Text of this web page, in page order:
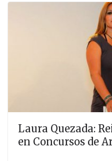
Laura Quezada:
en Concursos de